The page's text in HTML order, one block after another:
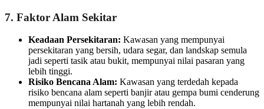
7. Faktor Alam Sekitar
Keadaan Persekitaran: Kawasan yang mempunyai
persekitaran yang bersih, udara segar, dan landskap semula
jadi seperti tasik atau bukit, mempunyai nilai pasaran yang
lebih tinggi.
Risiko Bencana Alam: Kawasan yang terdedah kepada
risiko bencana alam seperti banjir atau gempa bumi cenderung
mempunyai nilai hartanah yang lebih rendah.